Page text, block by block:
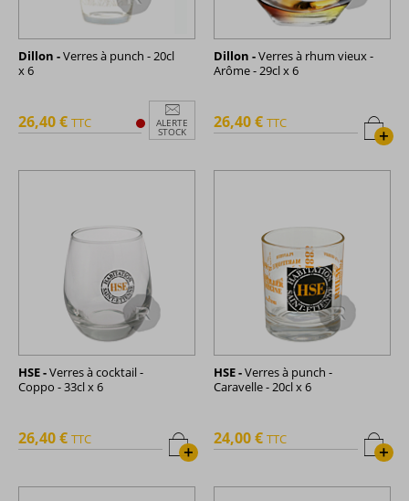
Dillon -Verres à punch - 20cl
x 6
ALERTE
STOCK
26,40 € TTC
Dillon -Verres à rhum vieux -
Arôme - 29cl x 6
+
26,40 € TTC
HSE -Verres à cocktail -
Coppo - 33cl x 6
+
26,40 € TTC
HSE -Verres à punch -
Caravelle - 20cl x 6
+
24,00 € TTC